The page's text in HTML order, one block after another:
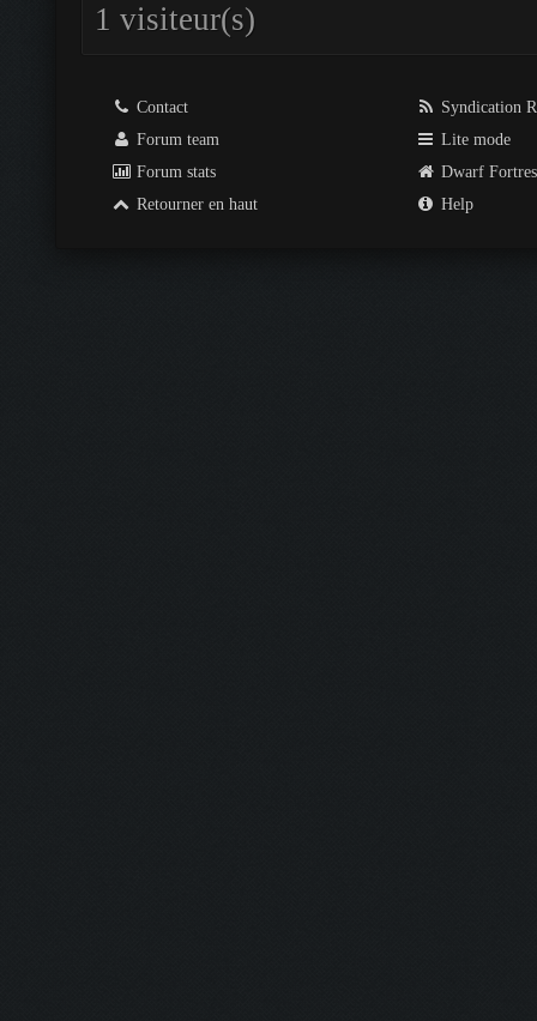
1 visiteur(s)
Contact
Forum team
Forum stats
Retourner en haut
Syndication
Lite mode
Dwarf
Help